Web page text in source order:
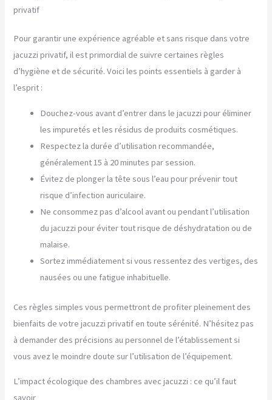
privatif
Pour garantir une expérience agréable et sans risque dans votre
jacuzzi privatif, il est primordial de suivre certaines règles
d’hygiène et de sécurité. Voici les points essentiels à garder à
l’esprit :
Douchez-vous avant d’entrer dans le jacuzzi pour éliminer
les impuretés et les résidus de produits cosmétiques.
Respectez la durée d’utilisation recommandée,
généralement 15 à 20 minutes par session.
Évitez de plonger la tête sous l’eau pour prévenir tout
risque d’infection auriculaire.
Ne consommez pas d’alcool avant ou pendant l’utilisation
du jacuzzi pour éviter tout risque de déshydratation ou de
malaise.
Sortez immédiatement si vous ressentez des vertiges, des
nausées ou une fatigue inhabituelle.
Ces règles simples vous permettront de profiter pleinement des
bienfaits de votre jacuzzi privatif en toute sérénité. N’hésitez pas
à demander des précisions au personnel de l’établissement si
vous avez le moindre doute sur l’utilisation de l’équipement.
L’impact écologique des chambres avec jacuzzi : ce qu’il faut
savoir